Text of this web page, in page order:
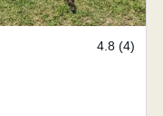
4.8 (4)